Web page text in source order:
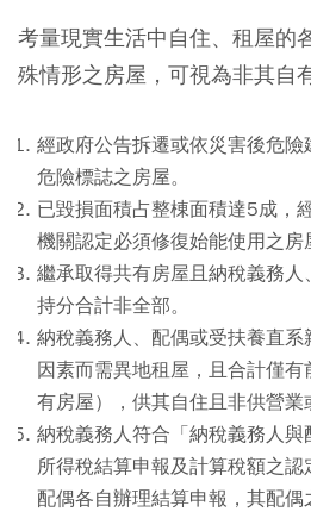
考量現實生活中自住、租屋的
殊情形之房屋，可視為非其自
經政府公告拆遷或依災害後危
危險標誌之房屋。
已毀損面積占整棟面積達5成，
機關認定必須修復始能使用之房
繼承取得共有房屋且納稅義務
持分合計非全部。
納稅義務人、配偶或受扶養直
因素而需異地租屋，且合計僅
有房屋），供其自住且非供營業
納稅義務人符合「納稅義務人
所得稅結算申報及計算稅額之
配偶各自辦理結算申報，其配偶